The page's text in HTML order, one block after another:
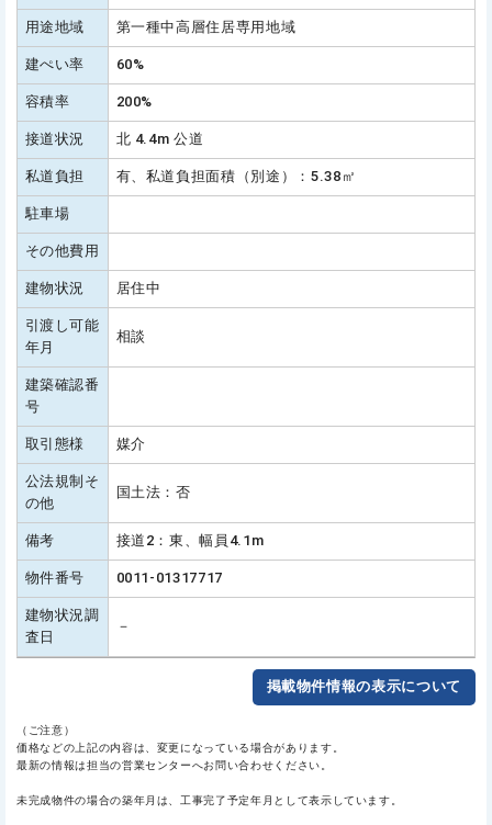
用途地域 第一種中高層住居専用地域
建ぺい率 60%
容積率 200%
接道状況 北 4.4m 公道
私道負担 有、私道負担面積（別途）：5.38㎡
駐車場
その他費用
建物状況 居住中
引渡し可能
年月
相談
建築確認番
号
取引態様 媒介
公法規制そ
の他
国土法：否
備考 接道2：東、幅員4.1m
物件番号 0011-01317717
建物状況調
査日
－
掲載物件情報の表示について
（ご注意）
価格などの上記の内容は、変更になっている場合があります。
最新の情報は担当の営業センターへお問い合わせください。
未完成物件の場合の築年月は、工事完了予定年月として表示しています。